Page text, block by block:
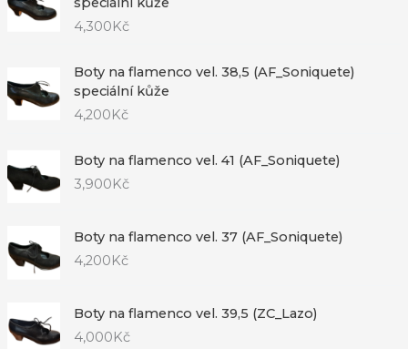
4,300Kč
Boty na flamenco vel. 38,5 (AF_Soniquete)
speciální kůže
4,200Kč
Boty na flamenco vel. 41 (AF_Soniquete)
3,900Kč
Boty na flamenco vel. 37 (AF_Soniquete)
4,200Kč
Boty na flamenco vel. 39,5 (ZC_Lazo)
4,000Kč